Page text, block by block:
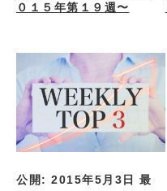
０１５年第１９週〜
公開: 2015年5月3日
最